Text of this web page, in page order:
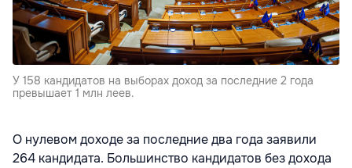
У 158 кандидатов на выборах доход за последние 2 года
превышает 1 млн леев.
О нулевом доходе за последние два года заявили
264 кандидата. Большинство кандидатов без дохода